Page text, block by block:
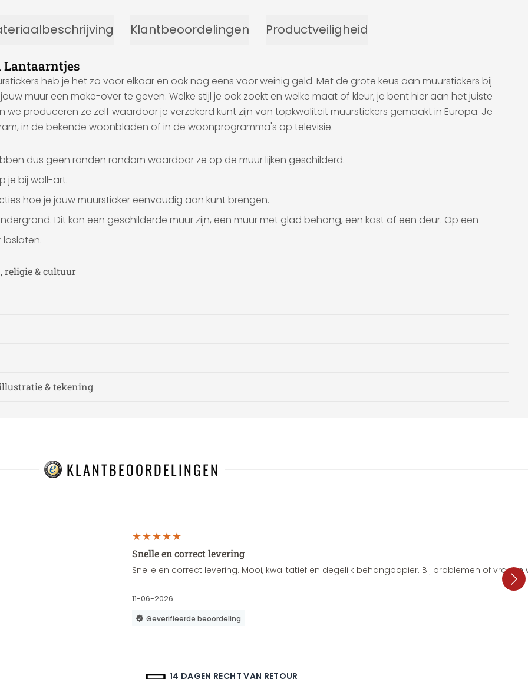
Klantbeoordelingen Productveiligheid
Lantaarntjes
heb je het zo voor elkaar en ook nog eens voor weinig geld. Met de grote keus aan muurstickers bij
muur een make-over te geven. Welke stijl je ook zoekt en welke maat of kleur, je bent hier aan het juiste
we produceren ze zelf waardoor je verzekerd kunt zijn van topkwaliteit muurstickers gemaakt in Europa. Je
in de bekende woonbladen of in de woonprogramma's op televisie.
dus geen randen rondom waardoor ze op de muur lijken geschilderd.
je bij wall-art.
hoe je jouw muursticker eenvoudig aan kunt brengen.
Dit kan een geschilderde muur zijn, een muur met glad behang, een kast of een deur. Op een
religie & cultuur
& tekening
KLANTBEOORDELINGEN
Snelle en correct levering
Snelle en correct levering. Mooi, kwalitatief en degelijk behangpapier. Bij problemen of
11-06-2026
Geverifieerde beoordeling
14 DAGEN RECHT VAN RETOUR